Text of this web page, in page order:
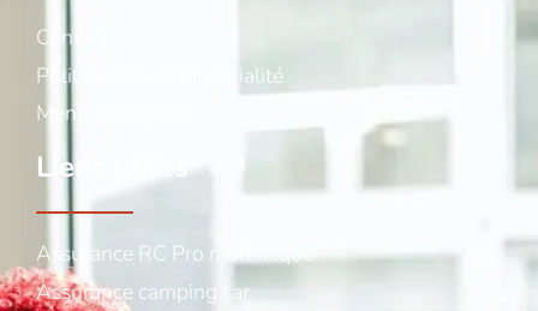
Contact
Politique de confidentialité
Mentions légales
Liens utiles
Assurance RC Pro multirisque
Assurance camping car